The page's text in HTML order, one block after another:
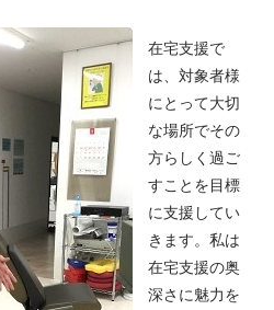
在宅支援で
は、対象者様
にとって大切
な場所でその
方らしく過ご
すことを目標
に支援してい
きます。私は
在宅支援の奥
深さに魅力を